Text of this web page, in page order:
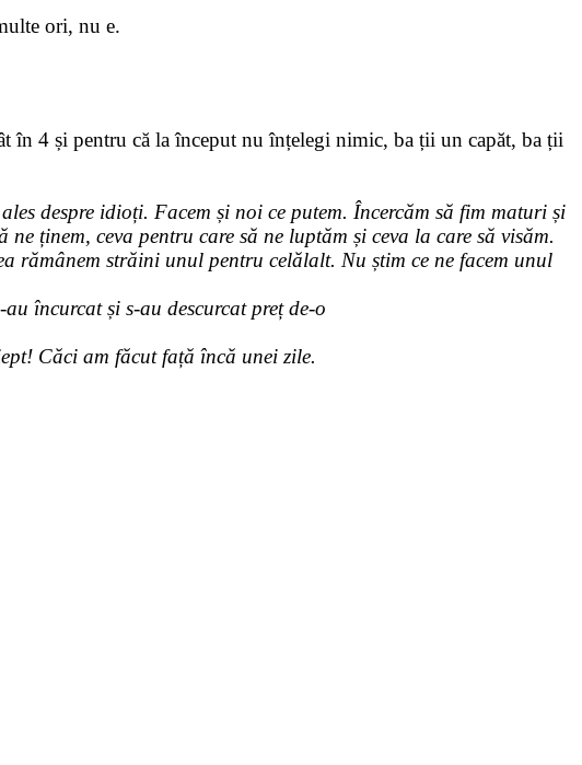
ori, nu e.
în 4 și pentru că la început nu înțelegi nimic, ba ții un capăt, ba ții
despre idioți. Facem și noi ce putem. Încercăm să fim maturi și
ținem, ceva pentru care să ne luptăm și ceva la care să visăm.
rămânem străini unul pentru celălalt. Nu știm ce ne facem unul
încurcat și s-au descurcat preț de-o
Căci am făcut față încă unei zile.